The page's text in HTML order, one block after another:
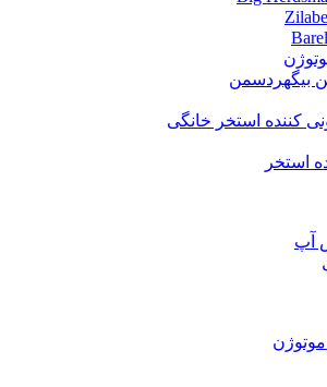
بیگهردسمن
کننده استخر خانگی
استخر
آپ